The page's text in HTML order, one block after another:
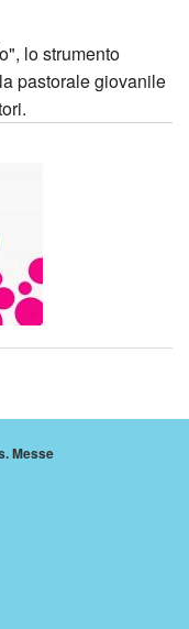
lo strumento
pastorale giovanile
Messe